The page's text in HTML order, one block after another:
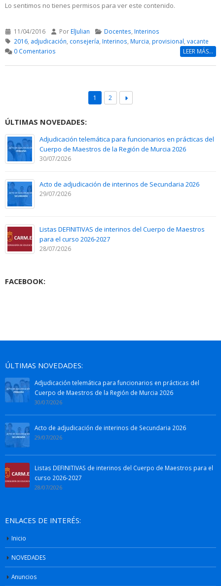
Lo sentimos no tienes permisos para ver este contenido.
11/04/2016 Por ElJulian Docentes Interinos
2016, adjudicación consejería Interinos Murcia provisional vacante
0 Comentarios
LEER MÁS...
1 2
ÚLTIMAS NOVEDADES:
Adjudicación telemática para funcionarios en prácticas del
Cuerpo de Maestros de la Región de Murcia 2026
30/07/2026
Acto de adjudicación de interinos de Secundaria 2026
29/07/2026
Listas DEFINITIVAS de interinos del Cuerpo de Maestros
para el curso 2026-2027
28/07/2026
FACEBOOK:
ÚLTIMAS NOVEDADES:
Adjudicación telemática para funcionarios en prácticas del
Cuerpo de Maestros de la Región de Murcia 2026
30/07/2026
Acto de adjudicación de interinos de Secundaria 2026
29/07/2026
Listas DEFINITIVAS de interinos del Cuerpo de Maestros para el
curso 2026-2027
28/07/2026
ENLACES DE INTERÉS:
Inicio
NOVEDADES
Anuncios